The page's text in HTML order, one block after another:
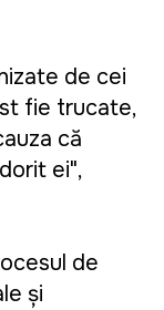
de cei
fie trucate,
că
ei",
de
și